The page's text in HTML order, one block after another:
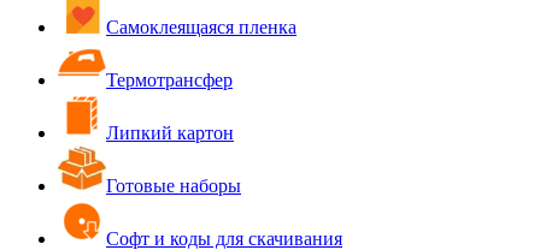
Самоклеящаяся пленка
Термотрансфер
Липкий картон
Готовые наборы
Софт и коды для скачивания